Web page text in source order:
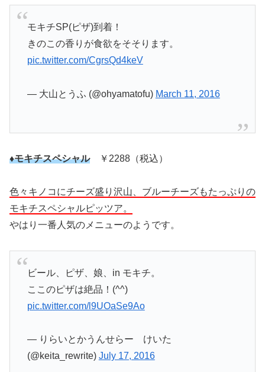
モキチSP(ピザ)到着！
きのこの香りが食欲をそそります。
pic.twitter.com/CgrsQd4keV
— 大山とうふ (@ohyamatofu) March 11, 2016
♦モキチスペシャル￥2288（税込）
色々キノコにチーズ盛り沢山、ブルーチーズもたっぷりの
モキチスペシャルピッツア。
やはり一番人気のメニューのようです。
ビール、ピザ、娘、in モキチ。
ここのピザは絶品！(^^)
pic.twitter.com/l9UOaSe9Ao
— りらいとかうんせらー けいた
(@keita_rewrite) July 17, 2016